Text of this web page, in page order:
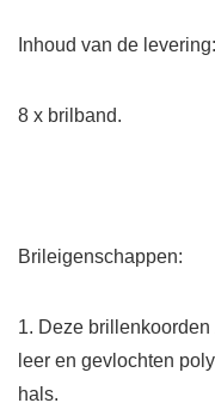
Inhoud van de levering:
8 x brilband.
Brileigenschappen:
1. Deze
leer en gevlochten
hals.